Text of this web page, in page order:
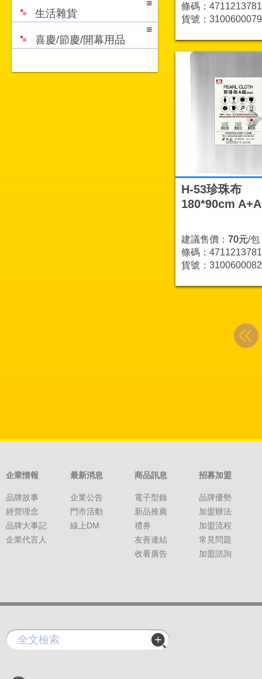
生活雜貨
喜慶/節慶/開幕用品
條碼：
貨號：3100600079
H-53珍珠布
180*90cm A+A
建議售價： 70元/包
條碼：
貨號：3100600082
企業情報
品牌故事
經營理念
品牌大事記
企業代言人
最新消息
企業公告
門市活動
線上DM
商品訊息
電子型錄
新品推薦
禮券
友善連結
收看廣告
招募加盟
品牌優勢
加盟辦法
加盟流程
常見問題
加盟諮詢